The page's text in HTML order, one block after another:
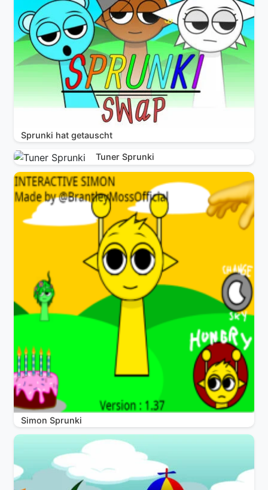
Sprunki hat getauscht
Tuner Sprunki
Simon Sprunki